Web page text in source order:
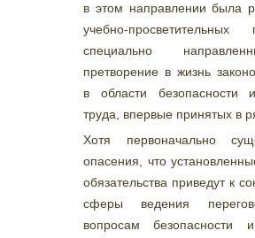
в этом направлении была
учебно-просветительных
специально
претворение в жизнь
в области безопасности
труда, впервые принятых в
Хотя первоначально
опасения, что
обязательства приведут к
сферы ведения
вопросам безопасности